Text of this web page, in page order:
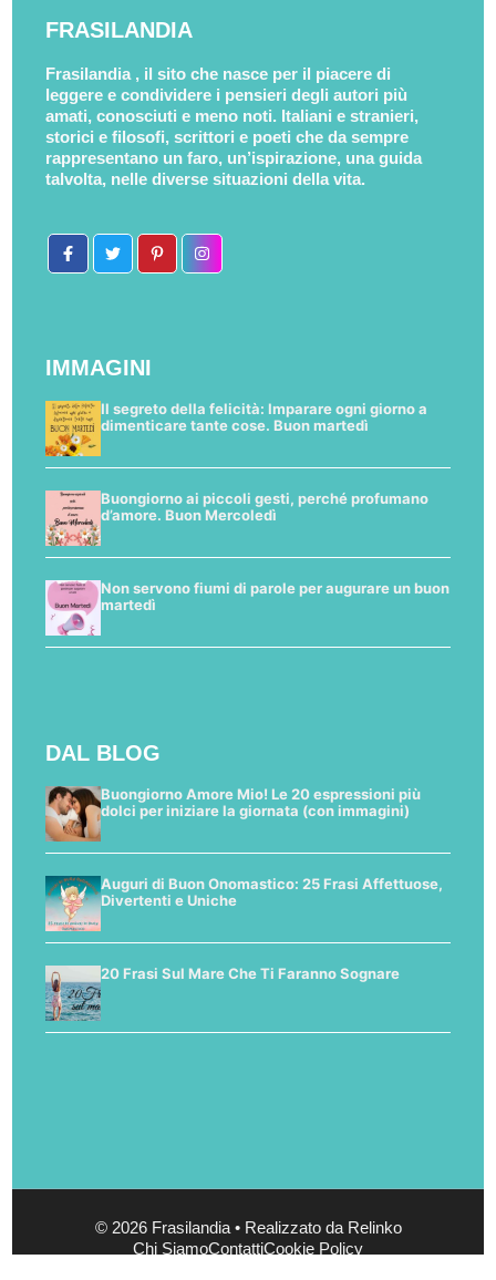
FRASILANDIA
Frasilandia , il sito che nasce per il piacere di
leggere e condividere i pensieri degli autori più
amati, conosciuti e meno noti. Italiani e stranieri,
storici e filosofi, scrittori e poeti che da sempre
rappresentano un faro, un’ispirazione, una guida
talvolta, nelle diverse situazioni della vita.
IMMAGINI
Il segreto della felicità: Imparare ogni giorno a
dimenticare tante cose. Buon martedì
Buongiorno ai piccoli gesti, perché profumano
d’amore. Buon Mercoledì
Non servono fiumi di parole per augurare un buon
martedì
DAL BLOG
Buongiorno Amore Mio! Le 20 espressioni più
dolci per iniziare la giornata (con immagini)
Auguri di Buon Onomastico: 25 Frasi Affettuose,
Divertenti e Uniche
20 Frasi Sul Mare Che Ti Faranno Sognare
© 2026 Frasilandia • Realizzato da Relinko
Chi SiamoContattiCookie Policy